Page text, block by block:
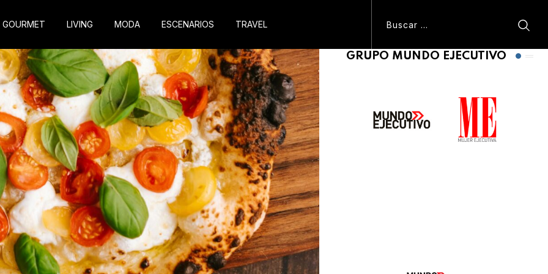
GOURMET LIVING MODA ESCENARIOS TRAVEL
GRUPO MUNDO EJECUTIVO